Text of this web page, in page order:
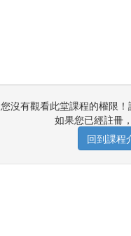
您沒有觀看此堂課程的權限
如果您已經註冊，
回到課程